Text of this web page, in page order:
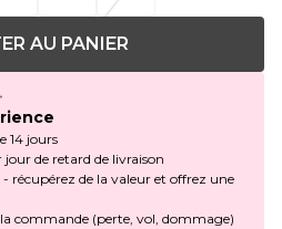
AU PANIER
14 jours
de retard de livraison
récupérez de la valeur et offrez une
commande (perte, vol, dommage)